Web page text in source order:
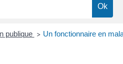
publique > Un fonctionnaire en